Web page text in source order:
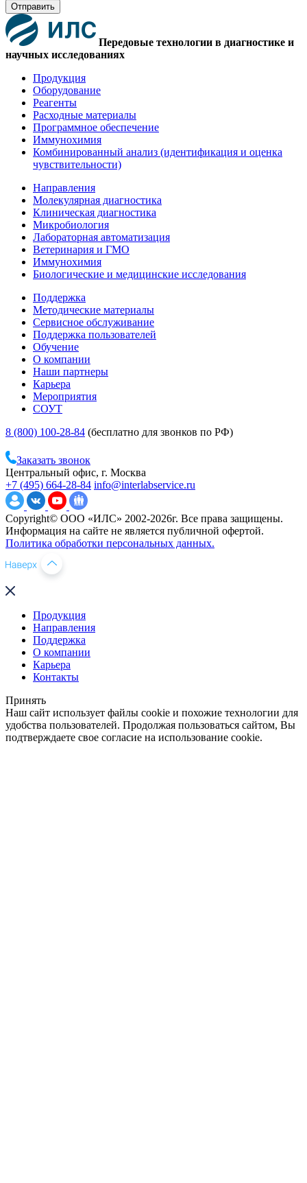
Отправить
Передовые технологии в диагностике и
научных исследованиях
Продукция
Оборудование
Реагенты
Расходные материалы
Программное обеспечение
Иммунохимия
Комбинированный анализ (идентификация и оценка
чувствительности)
Направления
Молекулярная диагностика
Клиническая диагностика
Микробиология
Лабораторная автоматизация
Ветеринария и ГМО
Иммунохимия
Биологические и медицинские исследования
Поддержка
Методические материалы
Сервисное обслуживание
Поддержка пользователей
Обучение
О компании
Наши партнеры
Карьера
Мероприятия
СОУТ
8 (800) 100-28-84 (бесплатно для звонков по РФ)
Заказать звонок
Центральный офис, г. Москва
+7 (495) 664-28-84 info@interlabservice.ru
Copyright© ООО «ИЛС» 2002-2026г. Все права защищены.
Информация на сайте не является публичной офертой.
Политика обработки персональных данных.
Продукция
Направления
Поддержка
О компании
Карьера
Контакты
Принять
Наш сайт использует файлы cookie и похожие технологии для
удобства пользователей. Продолжая пользоваться сайтом, Вы
подтверждаете свое согласие на использование cookie.